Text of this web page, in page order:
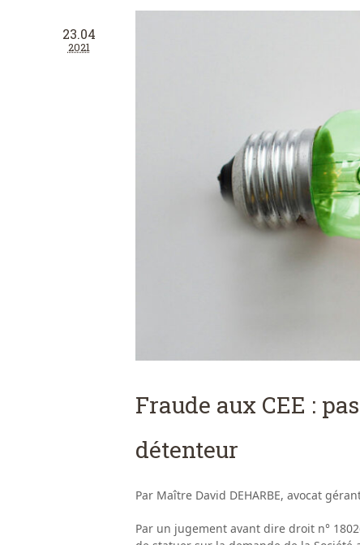
23.04
2021
Fraude aux CEE :
détenteur
Par Maître David DEHARBE, avocat
Par un jugement avant dire droit n°